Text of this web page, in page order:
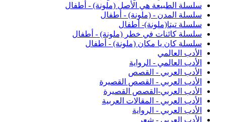
سلسلة الطبيعة هي الأصل (ملونة) - أطفال
سلسلة المدن - (ملونة) - أطفال
سلسلة تيتا(ملونة)- أطفال
سلسلة كائنات في خطر (ملونة) - أطفال
سلسلة كان يا مكان (ملونة) - أطفال
الأدب العالمي
الأدب العالمي - الرواية
الأدب العربي - القصص
الأدب العربي - القصص القصيرة
الأدب العربي-القصص القصيرة
الأدب العربي - المقالات العربية
الأدب العربي - الرواية
الأدب العربي - شعر